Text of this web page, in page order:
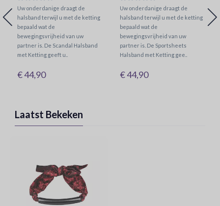
Uw onderdanige draagt de
halsband terwijl u met de ketting
bepaald wat de
bewegingsvrijheid van uw
partner is. De Scandal Halsband
met Ketting geeft u..
€ 44,90
Uw onderdanige draagt de
halsband terwijl u met de ketting
bepaald wat de
bewegingsvrijheid van uw
partner is. De Sportsheets
Halsband met Ketting gee..
€ 44,90
Laatst Bekeken